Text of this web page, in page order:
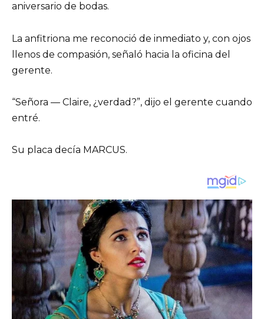
aniversario de bodas.
La anfitriona me reconoció de inmediato y, con ojos
llenos de compasión, señaló hacia la oficina del
gerente.
“Señora — Claire, ¿verdad?”, dijo el gerente cuando
entré.
Su placa decía MARCUS.